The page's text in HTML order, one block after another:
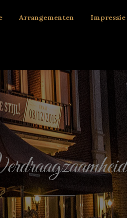
Arrangementen Impressie